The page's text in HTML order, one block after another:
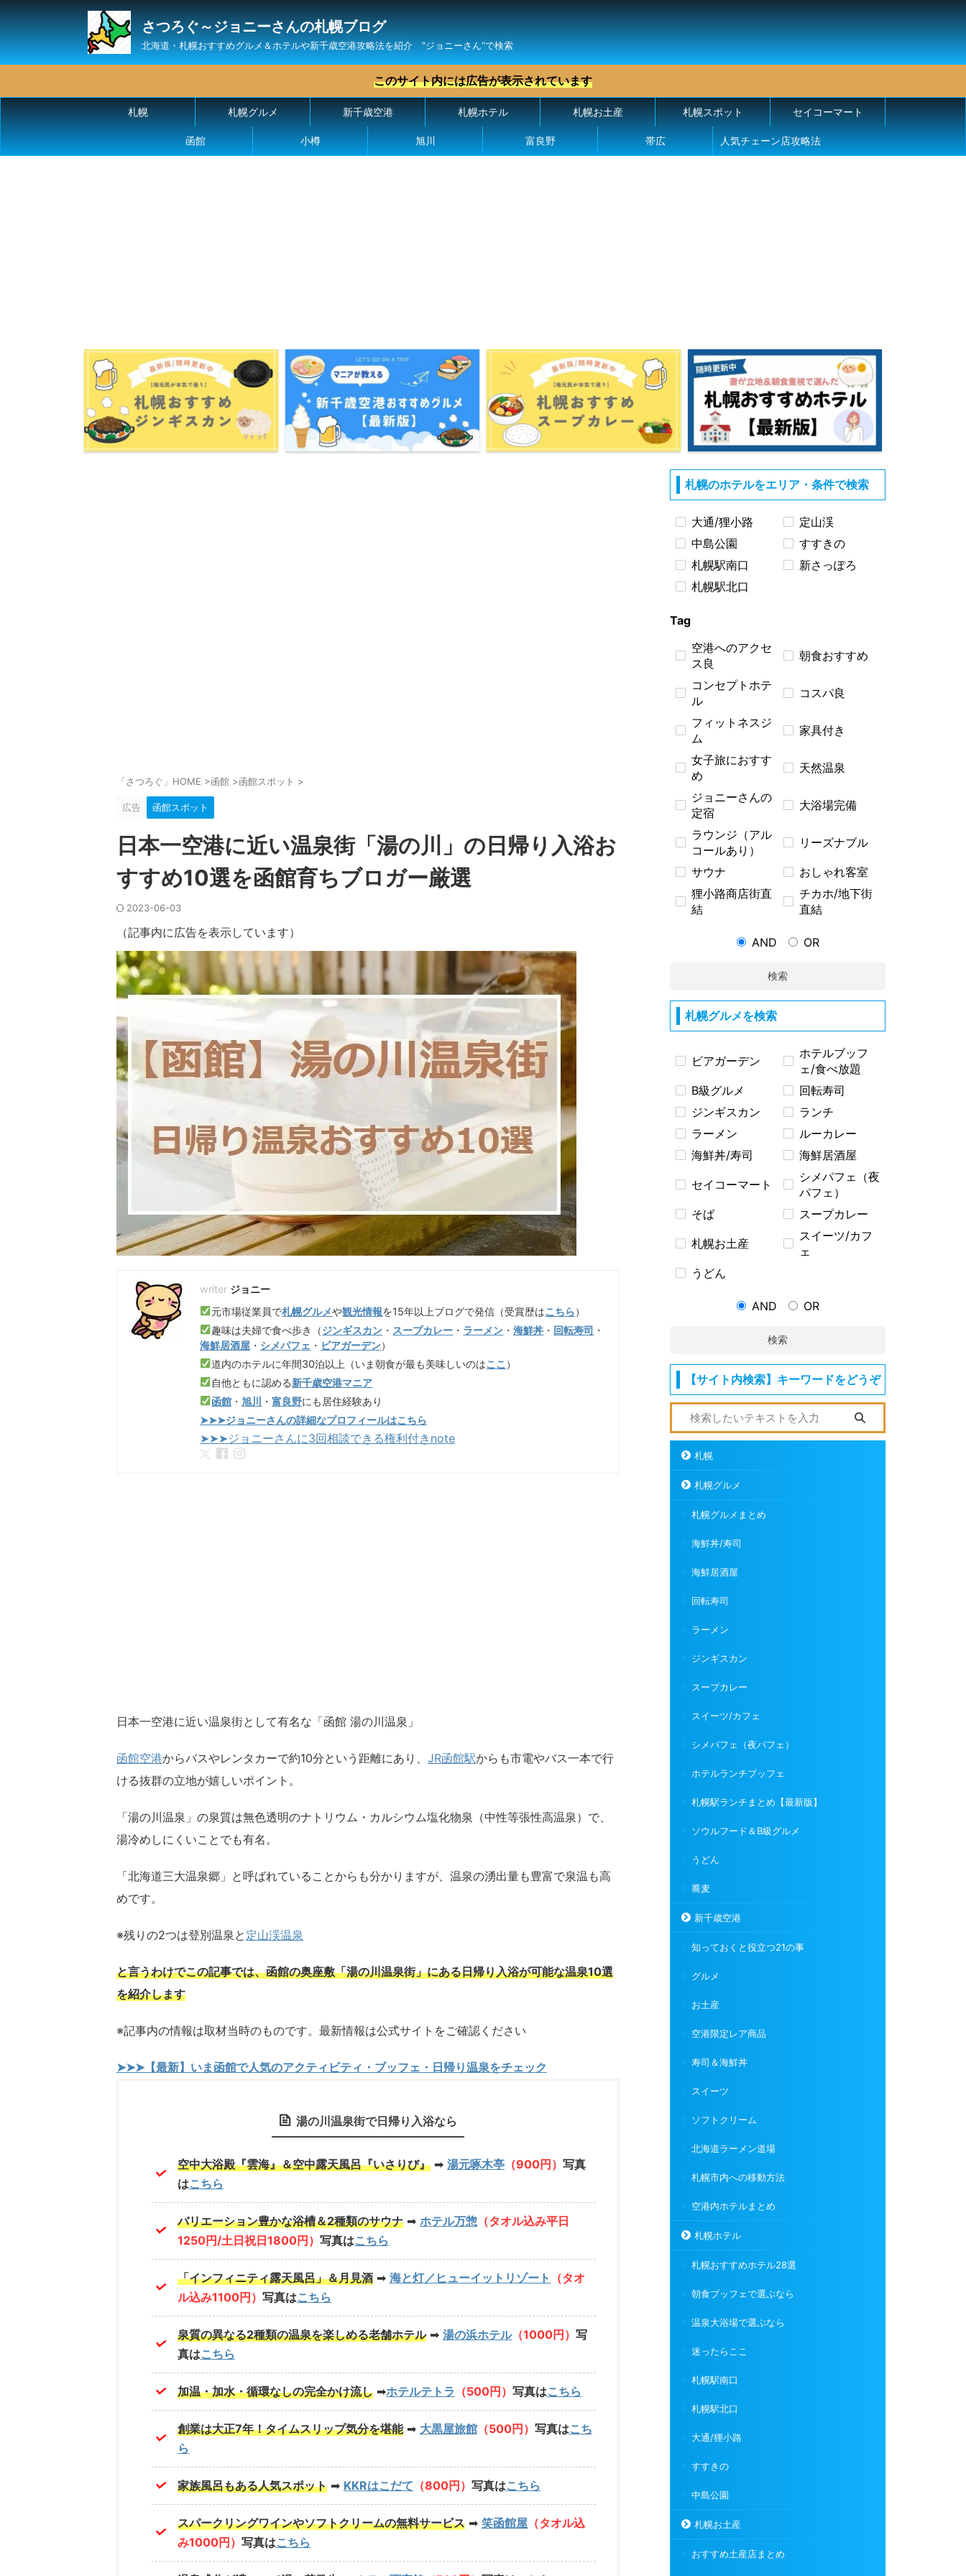
さつろぐ～ジョニーさんの札幌ブログ
北海道・札幌おすすめグルメ＆ホテルや新千歳空港攻略法を紹介 ″ジョニーさん“で検索
このサイト内には広告が表示されています
札幌 札幌グルメ 新千歳空港 札幌ホテル 札幌お土産 札幌スポット セイコーマート
函館 小樽 旭川 富良野 帯広 人気チェーン店攻略法
「さつろぐ」HOME >函館 >函館スポット >
広告 函館スポット
日本一空港に近い温泉街「湯の川」の日帰り入浴お
すすめ10選を函館育ちブロガー厳選
2023-06-03
（記事内に広告を表示しています）
ジョニー
元市場従業員で札幌グルメや観光情報を15年以上ブログで発信（受賞歴はこちら）
趣味は夫婦で食べ歩き（ジンギスカン ・ スープカレー ・ ラーメン ・海鮮丼 ・ 回転寿司 ・
海鮮居酒屋 ・ シメパフェ ・ ビアガーデン）
道内のホテルに年間30泊以上（いま朝食が最も美味しいのはここ ）
自他ともに認める新千歳空港マニア
函館 ・旭川 ・富良野にも居住経験あり
➤➤➤ジョニーさんの詳細なプロフィールはこちら
➤➤➤ジョニーさんに3回相談できる権利付きnote
日本一空港に近い温泉街として有名な「函館 湯の川温泉」
函館空港からバスやレンタカーで約10分という距離にあり、 JR函館駅からも市電やバス一本で行
ける抜群の立地が嬉しいポイント。
「湯の川温泉」の泉質は無色透明のナトリウム・カルシウム塩化物泉（中性等張性高温泉）で、
湯冷めしにくいことでも有名。
「北海道三大温泉郷」と呼ばれていることからも分かりますが、温泉の湧出量も豊富で泉温も高
めです。
※残りの2つは登別温泉と 定山渓温泉
と言うわけでこの記事では、函館の奥座敷「湯の川温泉街」にある日帰り入浴が可能な温泉10選
を紹介します
※記事内の情報は取材当時のものです。最新情報は公式サイトをご確認ください
➤➤➤【最新】いま函館で人気のアクティビティ・ブッフェ・日帰り温泉をチェック
湯の川温泉街で日帰り入浴なら
空中大浴殿『雲海』＆空中露天風呂『いさりび』 ➡ 湯元啄木亭 （900円） 写真
はこちら
バリエーション豊かな浴槽＆2種類のサウナ ➡ ホテル万惣 （タオル込み平日
1250円/土日祝日1800円） 写真はこちら
「インフィニティ露天風呂」＆月見酒 ➡ 海と灯／ヒューイットリゾート
（タオ
ル込み1100円） 写真はこちら
泉質の異なる2種類の温泉を楽しめる老舗ホテル➡ 湯の浜ホテル（1000円） 写
真はこちら
加温・加水・循環なしの完全かけ流し ➡ホテルテトラ （500円） 写真はこちら
創業は大正7年！タイムスリップ気分を堪能➡ 大黒屋旅館 （500円） 写真はこち
ら
家族風呂もある人気スポット ➡ KKRはこだて （800円） 写真はこちら
スパークリングワインやソフトクリームの無料サービス ➡ 笑函館屋 （タオル込
み1000円） 写真はこちら
札幌のホテルをエリア・条件で検索
大通/狸小路
定山渓
中島公園
すすきの
札幌駅南口
新さっぽろ
札幌駅北口
Tag
空港へのアクセ
ス良
朝食おすすめ
コンセプトホテ
ル
コスパ良
フィットネスジ
ム
家具付き
女子旅におすす
め
天然温泉
ジョニーさんの
定宿
大浴場完備
ラウンジ（アル
コールあり）
リーズナブル
サウナ
おしゃれ客室
狸小路商店街直
結
チカホ/地下街
直結
AND OR
検索
札幌グルメを検索
ビアガーデン
ホテルブッフ
ェ/食べ放題
B級グルメ
回転寿司
ジンギスカン
ランチ
ラーメン
ルーカレー
海鮮丼/寿司
海鮮居酒屋
セイコーマート
シメパフェ（夜
パフェ）
そば
スープカレー
札幌お土産
スイーツ/カフ
ェ
うどん
AND OR
検索
【サイト内検索】キーワードをどうぞ
札幌
札幌グルメ
札幌グルメまとめ
海鮮丼/寿司
海鮮居酒屋
回転寿司
ラーメン
ジンギスカン
スープカレー
スイーツ/カフェ
シメパフェ（夜パフェ）
ホテルランチブッフェ
札幌駅ランチまとめ【最新版】
ソウルフード＆B級グルメ
うどん
蕎麦
新千歳空港
知っておくと役立つ21の事
グルメ
お土産
空港限定レア商品
寿司＆海鮮丼
スイーツ
ソフトクリーム
北海道ラーメン道場
札幌市内への移動方法
空港内ホテルまとめ
札幌ホテル
札幌おすすめホテル28選
朝食ブッフェで選ぶなら
温泉大浴場で選ぶなら
迷ったらここ
札幌駅南口
札幌駅北口
大通/狸小路
すすきの
中島公園
札幌お土産
おすすめ土産店まとめ